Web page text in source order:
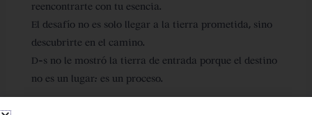
reencontrarte con tu esencia.
El desafío no es solo llegar a la tierra prometida, sino
descubrirte en el camino.
D-s no le mostró la tierra de entrada porque el destino
no es un lugar: es un proceso.